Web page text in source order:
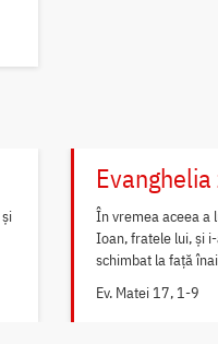
În vremea aceea a
Ioan, fratele lui, și
schimbat la față
Ev. Matei 17, 1-9